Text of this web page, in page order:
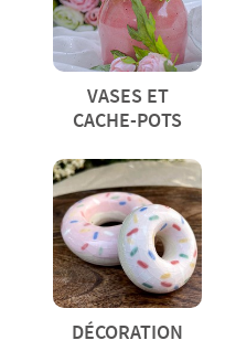
VASES ET
CACHE-POTS
DÉCORATION